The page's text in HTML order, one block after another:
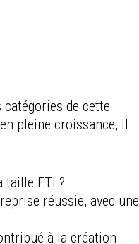
de cette
pleine croissance, il
taille ETI ?
réussie, avec une
à la création